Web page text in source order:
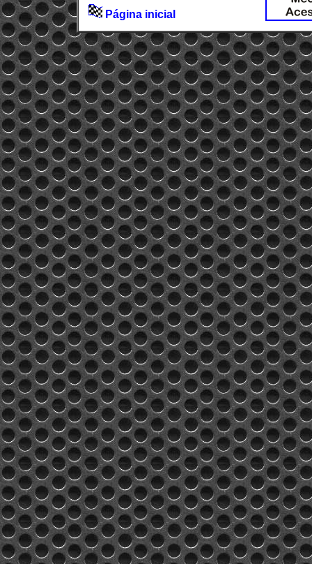
Página inicial